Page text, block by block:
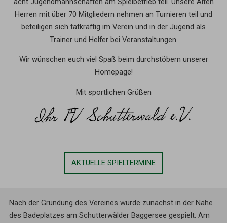
Herren mit über 70 Mitgliedern nehmen an Turnieren teil und
beteiligen sich tatkräftig im Verein und in der Jugend als
Trainer und Helfer bei Veranstaltungen.
Wir wünschen euch viel Spaß beim durchstöbern unserer
Homepage!
Mit sportlichen Grüßen
AKTUELLE SPIELTERMINE
Nach der Gründung des Vereines wurde zunächst in der Nähe
des Badeplatzes am Schutterwälder Baggersee gespielt. Am